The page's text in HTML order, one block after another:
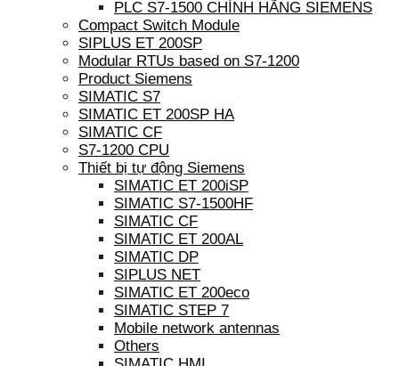
PLC S7-1500 CHÍNH HÃNG SIEMENS
Compact Switch Module
SIPLUS ET 200SP
Modular RTUs based on S7-1200
Product Siemens
SIMATIC S7
SIMATIC ET 200SP HA
SIMATIC CF
S7-1200 CPU
Thiết bị tự động Siemens
SIMATIC ET 200iSP
SIMATIC S7-1500HF
SIMATIC CF
SIMATIC ET 200AL
SIMATIC DP
SIPLUS NET
SIMATIC ET 200eco
SIMATIC STEP 7
Mobile network antennas
Others